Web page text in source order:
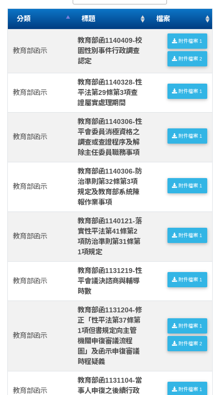
分類 標題 檔案
教育部函示
教育部函1140409-校
園性別事件行政調查
認定
附件檔案 1
附件檔案 2
教育部函示
教育部函1140328-性
平法第29條第3項查
證屬實處理期間
附件檔案 1
教育部函示
教育部函1140306-性
平會委員消極資格之
調查或查證程序及解
除主任委員職務事項
附件檔案 1
教育部函示
教育部函1140306-防
治準則第32條第3項
規定及教育部系統陳
報作業事項
附件檔案 1
教育部函示
教育部函1140121-落
實性平法第41條第2
項防治準則第31條第
1項規定
附件檔案 1
教育部函示
教育部函1131219-性
平會議決諮商與輔導
時數
附件檔案 1
教育部函示
教育部函1131204-修
正「性平法第37條第
1項但書規定向主管
機關申復審議流程
圖」及函示申復審議
時程疑義
附件檔案 1
附件檔案 2
教育部函示
教育部函1131104-當
事人申復之後續行政
附件檔案 1